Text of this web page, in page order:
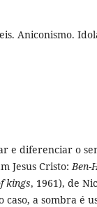
Aniconismo.
e diferenciar o
Jesus Cristo:Ben-
kings, 1961), de
a sombra é